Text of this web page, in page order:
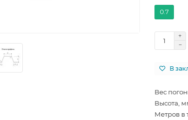
0.7
В
Вес
Высота,
Метров в